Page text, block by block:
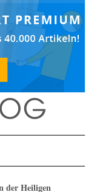
der Heiligen